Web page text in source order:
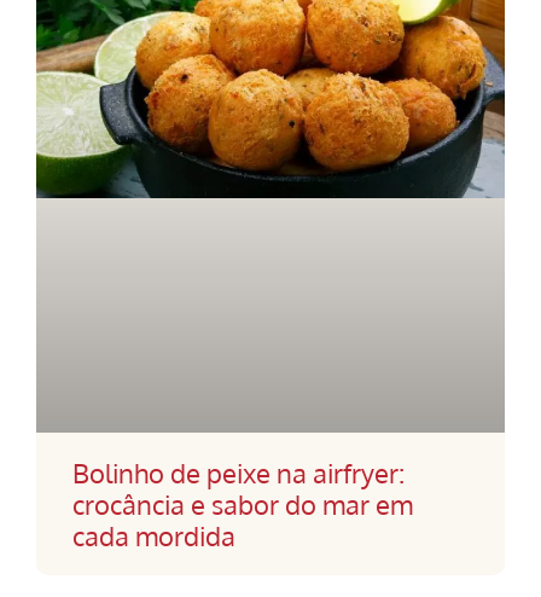
Bolinho de peixe na airfryer:
crocância e sabor do mar em
cada mordida